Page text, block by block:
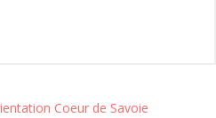
Coeur de Savoie